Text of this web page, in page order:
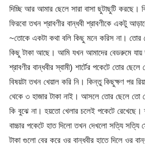
দিচ্ছি আর আমার ছেলে সারা বাসা ছুটাছুটি করছে।
ফিরবো তখন শ্রাবণীর বান্ধবী শ্রাবণীকে একটু
~তোকে একটা কথা বলি কিছু মনে করিস না। তোর
কিছু টাকা আছে। আমি যখন আমাদের বেডরুমে যায়
শ্রাবণীর বান্ধবীর স্বামী) শার্টের পকেটে তোর
বিষয়টা তখন খেয়াল করি নি। কিন্তু কিছুক্ষণ পর
থেকে ৩ হাজার টাকা নাই। আসলে তোর ছেলে তো
কি বুঝে না। হয়তো খেলার চলেই পকেটে রেখেছে।
বাচ্চার পকেটে হাত দিলো তখন দেখলো সত্যি সত্যি
টাকা গুলো বের করে ওর বান্ধবীর হাতে দিলে ওর